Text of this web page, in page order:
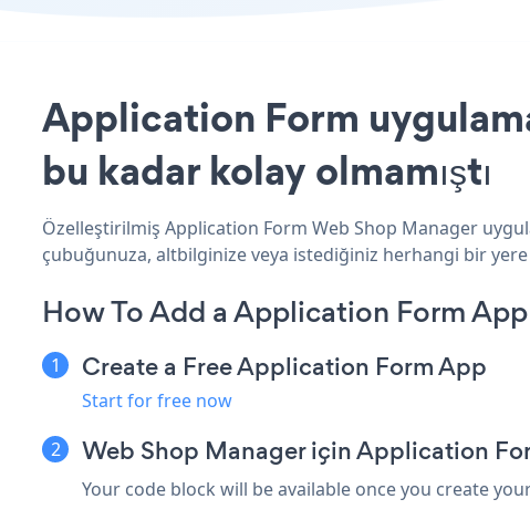
Application Form
bu kadar kolay olmamıştı
Özelleştirilmiş Application Form Web Shop Manager
çubuğunuza, altbilginize veya istediğiniz herhangi bir
How To Add a Application Form
Create a Free Application Form App
Start for free now
Web Shop Manager için Application
Your code block will be available once you create